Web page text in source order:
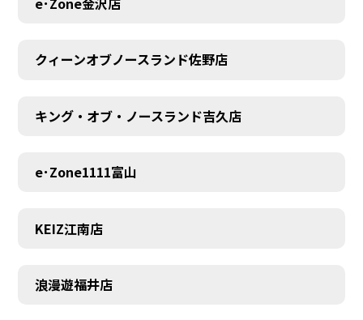
クィーンオブノースランド佐野店
キング・オブ・ノースランド吉久店
e･Zone1111富山
KEIZ江南店
浪漫遊福井店